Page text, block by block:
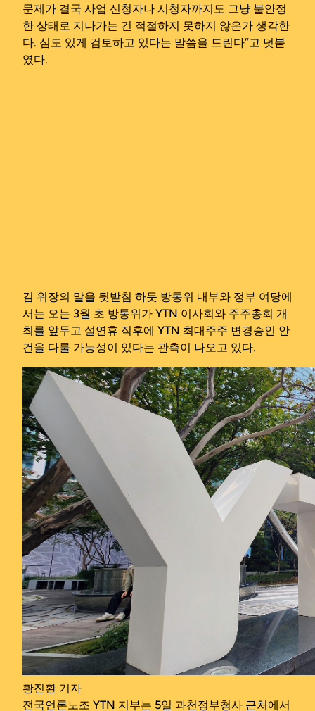
문제가 결국 사업 신청자나 시청자까지도 그냥 불안정
한 상태로 지나가는 건 적절하지 못하지 않은가 생각한
다. 심도 있게 검토하고 있다는 말씀을 드린다”고 덧붙
였다.
김 위장의 말을 뒷받침 하듯 방통위 내부와 정부 여당에
서는 오는 3월 초 방통위가 YTN 이사회와 주주총회 개
최를 앞두고 설연휴 직후에 YTN 최대주주 변경승인 안
건을 다룰 가능성이 있다는 관측이 나오고 있다.
황진환 기자
전국언론노조 YTN 지부는 5일 과천정부청사 근처에서